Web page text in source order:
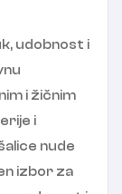
udobnost i
i žičnim
i
nude
izbor za